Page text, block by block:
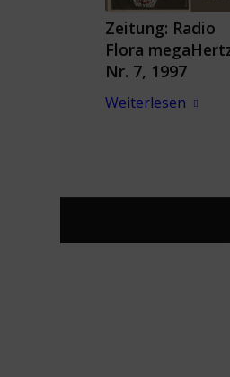
Zeitung: Radio
Flora
Nr. 7, 1997
Weiterlesen